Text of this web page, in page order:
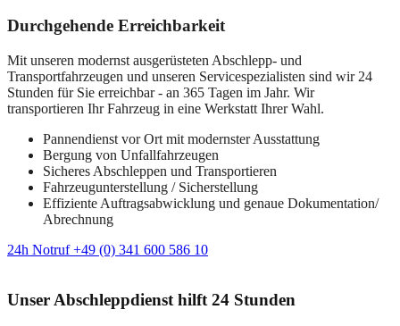
Durchgehende Erreichbarkeit
Mit unseren modernst ausgerüsteten Abschlepp- und
Transportfahrzeugen und unseren Servicespezialisten sind wir 24
Stunden für Sie erreichbar - an 365 Tagen im Jahr. Wir
transportieren Ihr Fahrzeug in eine Werkstatt Ihrer Wahl.
Pannendienst vor Ort mit modernster Ausstattung
Bergung von Unfallfahrzeugen
Sicheres Abschleppen und Transportieren
Fahrzeugunterstellung / Sicherstellung
Effiziente Auftragsabwicklung und genaue Dokumentation/
Abrechnung
24h Notruf +49 (0) 341 600 586 10
Unser Abschleppdienst hilft 24 Stunden